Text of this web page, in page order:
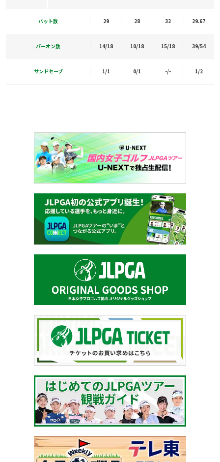
パット数 29 28 32 29.67
パーオン数 14/18 10/18 15/18 39/54
サンドセーブ 1/1 0/1 -/- 1/2